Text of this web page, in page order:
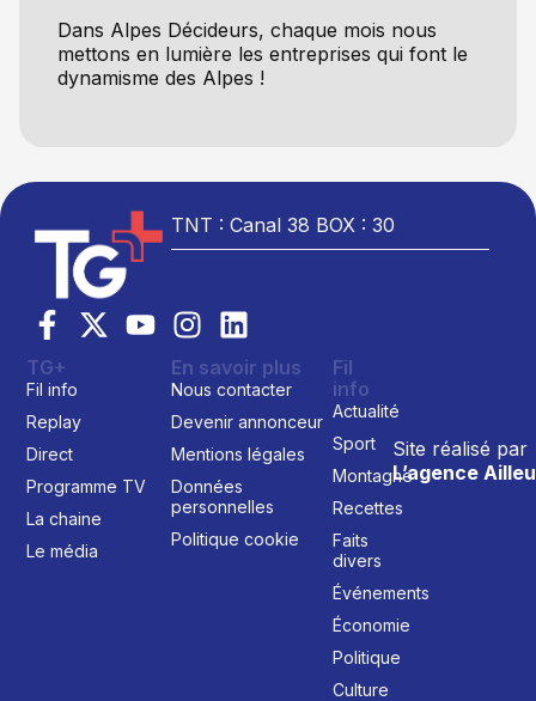
Dans Alpes Décideurs, chaque mois nous
mettons en lumière les entreprises qui font le
dynamisme des Alpes !
TNT : Canal 38 BOX : 30
Site réalisé par
L’agence
TG+
Fil info
Replay
Direct
Programme TV
La chaine
Le média
En savoir plus
Nous contacter
Devenir annonceur
Mentions légales
Données
personnelles
Politique cookie
Fil
info
Actualité
Sport
Montagne
Recettes
Faits
divers
Événements
Économie
Politique
Culture